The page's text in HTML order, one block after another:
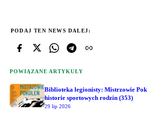
PODAJ TEN NEWS DALEJ:
POWIĄZANE ARTYKUŁY
Biblioteka legionisty: Mistrzowie
historie sportowych rodzin (353)
29 lip 2026